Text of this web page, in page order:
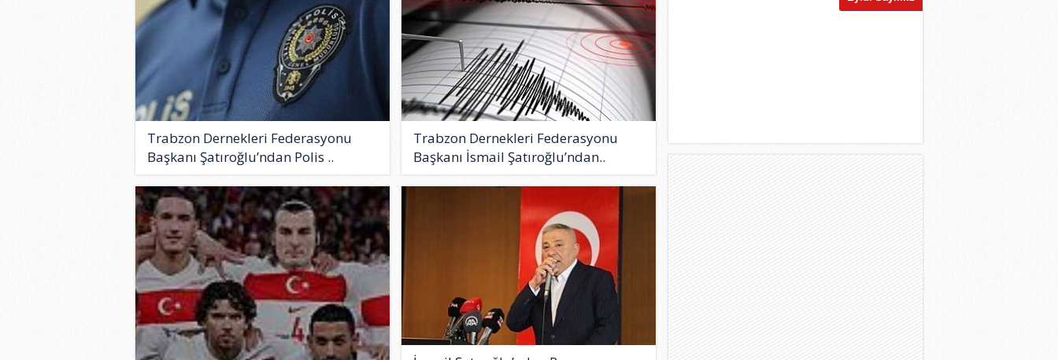
Trabzon Dernekleri Federasyonu
Başkanı Şatıroğlu’ndan Polis ..
Trabzon Dernekleri Federasyonu
Başkanı İsmail Şatıroğlu’ndan..